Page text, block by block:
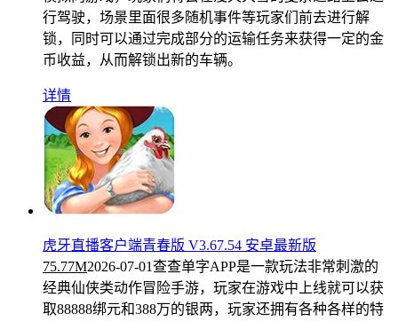
行驾驶，场景里面很多随机事件等玩家们前去进行解
锁，同时可以通过完成部分的运输任务来获得一定的金
币收益，从而解锁出新的车辆。
详情
虎牙直播客户端青春版 V3.67.54 安卓最新版
75.77M2026-07-01查查单字APP是一款玩法非常刺激的
经典仙侠类动作冒险手游，玩家在游戏中上线就可以获
取88888绑元和388万的银两，玩家还拥有各种各样的特